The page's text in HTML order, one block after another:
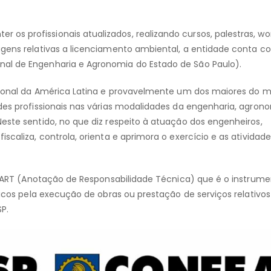
os profissionais atualizados, realizando cursos, palestras,
relativas a licenciamento ambiental, a entidade conta
de Engenharia e Agronomia do Estado de São Paulo).
da América Latina e provavelmente um dos maiores do
profissionais nas várias modalidades da engenharia,
sentido, no que diz respeito à atuação dos engenheiros,
controla, orienta e aprimora o exercício e as
(Anotação de Responsabilidade Técnica) que é o
pela execução de obras ou prestação de serviços